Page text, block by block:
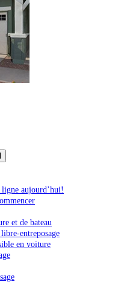
aujourd’hui!
et de bateau
entreposage
en voiture